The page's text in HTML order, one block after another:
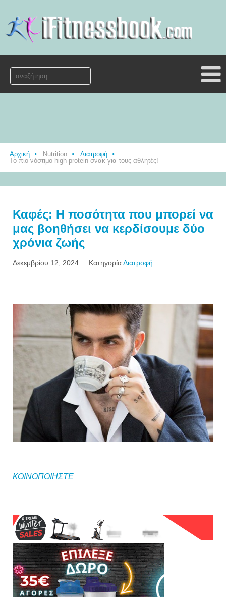
Αρχική Nutrition
Διατροφή
Το πιο νόστιμο high-protein σνακ για τους αθλητές!
Καφές: Η ποσότητα που μπορεί να
μας βοηθήσει να κερδίσουμε δύο
χρόνια ζωής
Δεκεμβρίου 12, 2024 ΚατηγορίαΔιατροφή
ΚΟΙΝΟΠΟΙΗΣΤΕ